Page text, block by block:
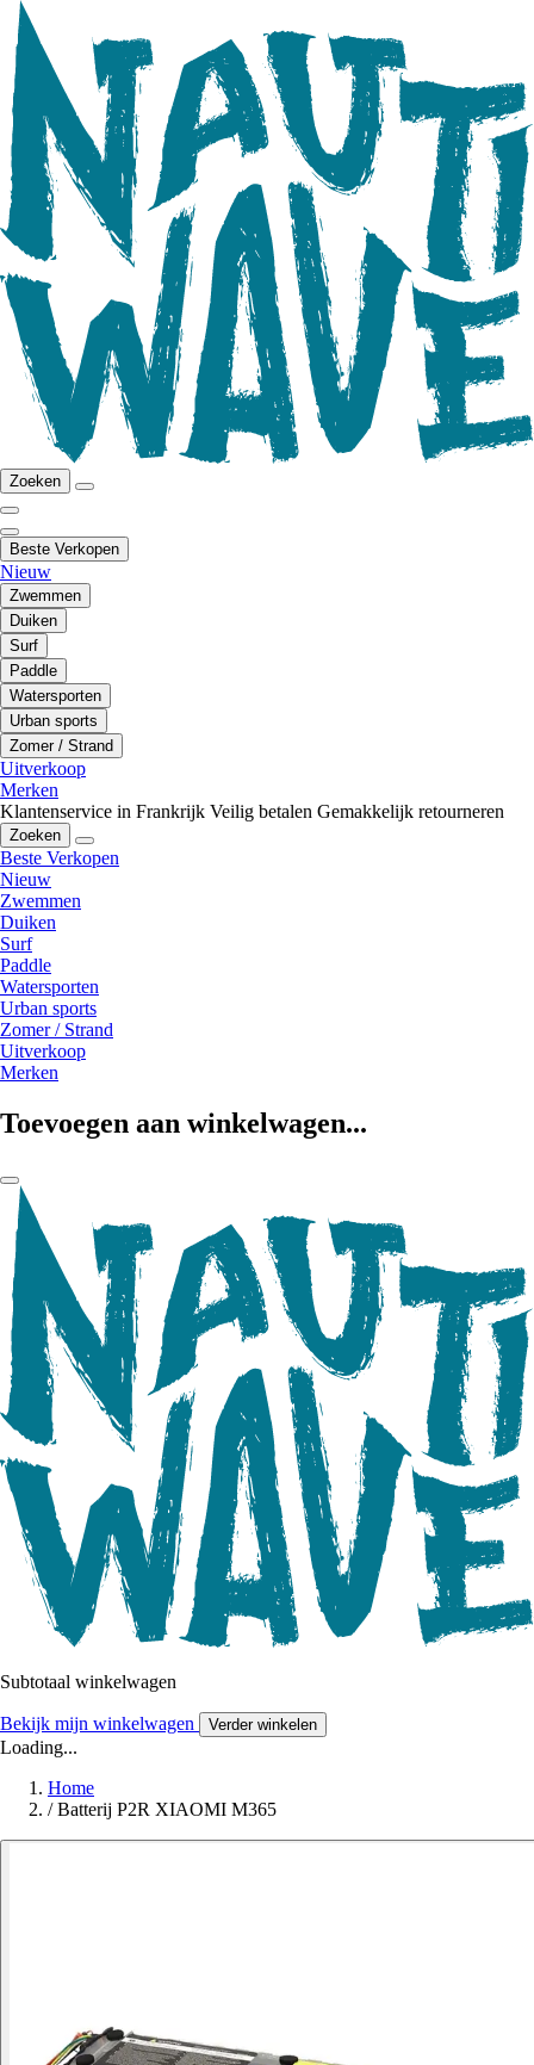
Zoeken
Beste Verkopen
Nieuw
Zwemmen
Duiken
Surf
Paddle
Watersporten
Urban sports
Zomer / Strand
Uitverkoop
Merken
Klantenservice in Frankrijk Veilig betalen Gemakkelijk retourneren
Zoeken
Beste Verkopen
Nieuw
Zwemmen
Duiken
Surf
Paddle
Watersporten
Urban sports
Zomer / Strand
Uitverkoop
Merken
Toevoegen aan winkelwagen...
Subtotaal winkelwagen
Bekijk mijn winkelwagen Verder winkelen
Loading...
Home
/ Batterij P2R XIAOMI M365